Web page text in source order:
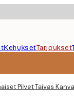
KehyksetTarjoukset
Pilvet Taivas